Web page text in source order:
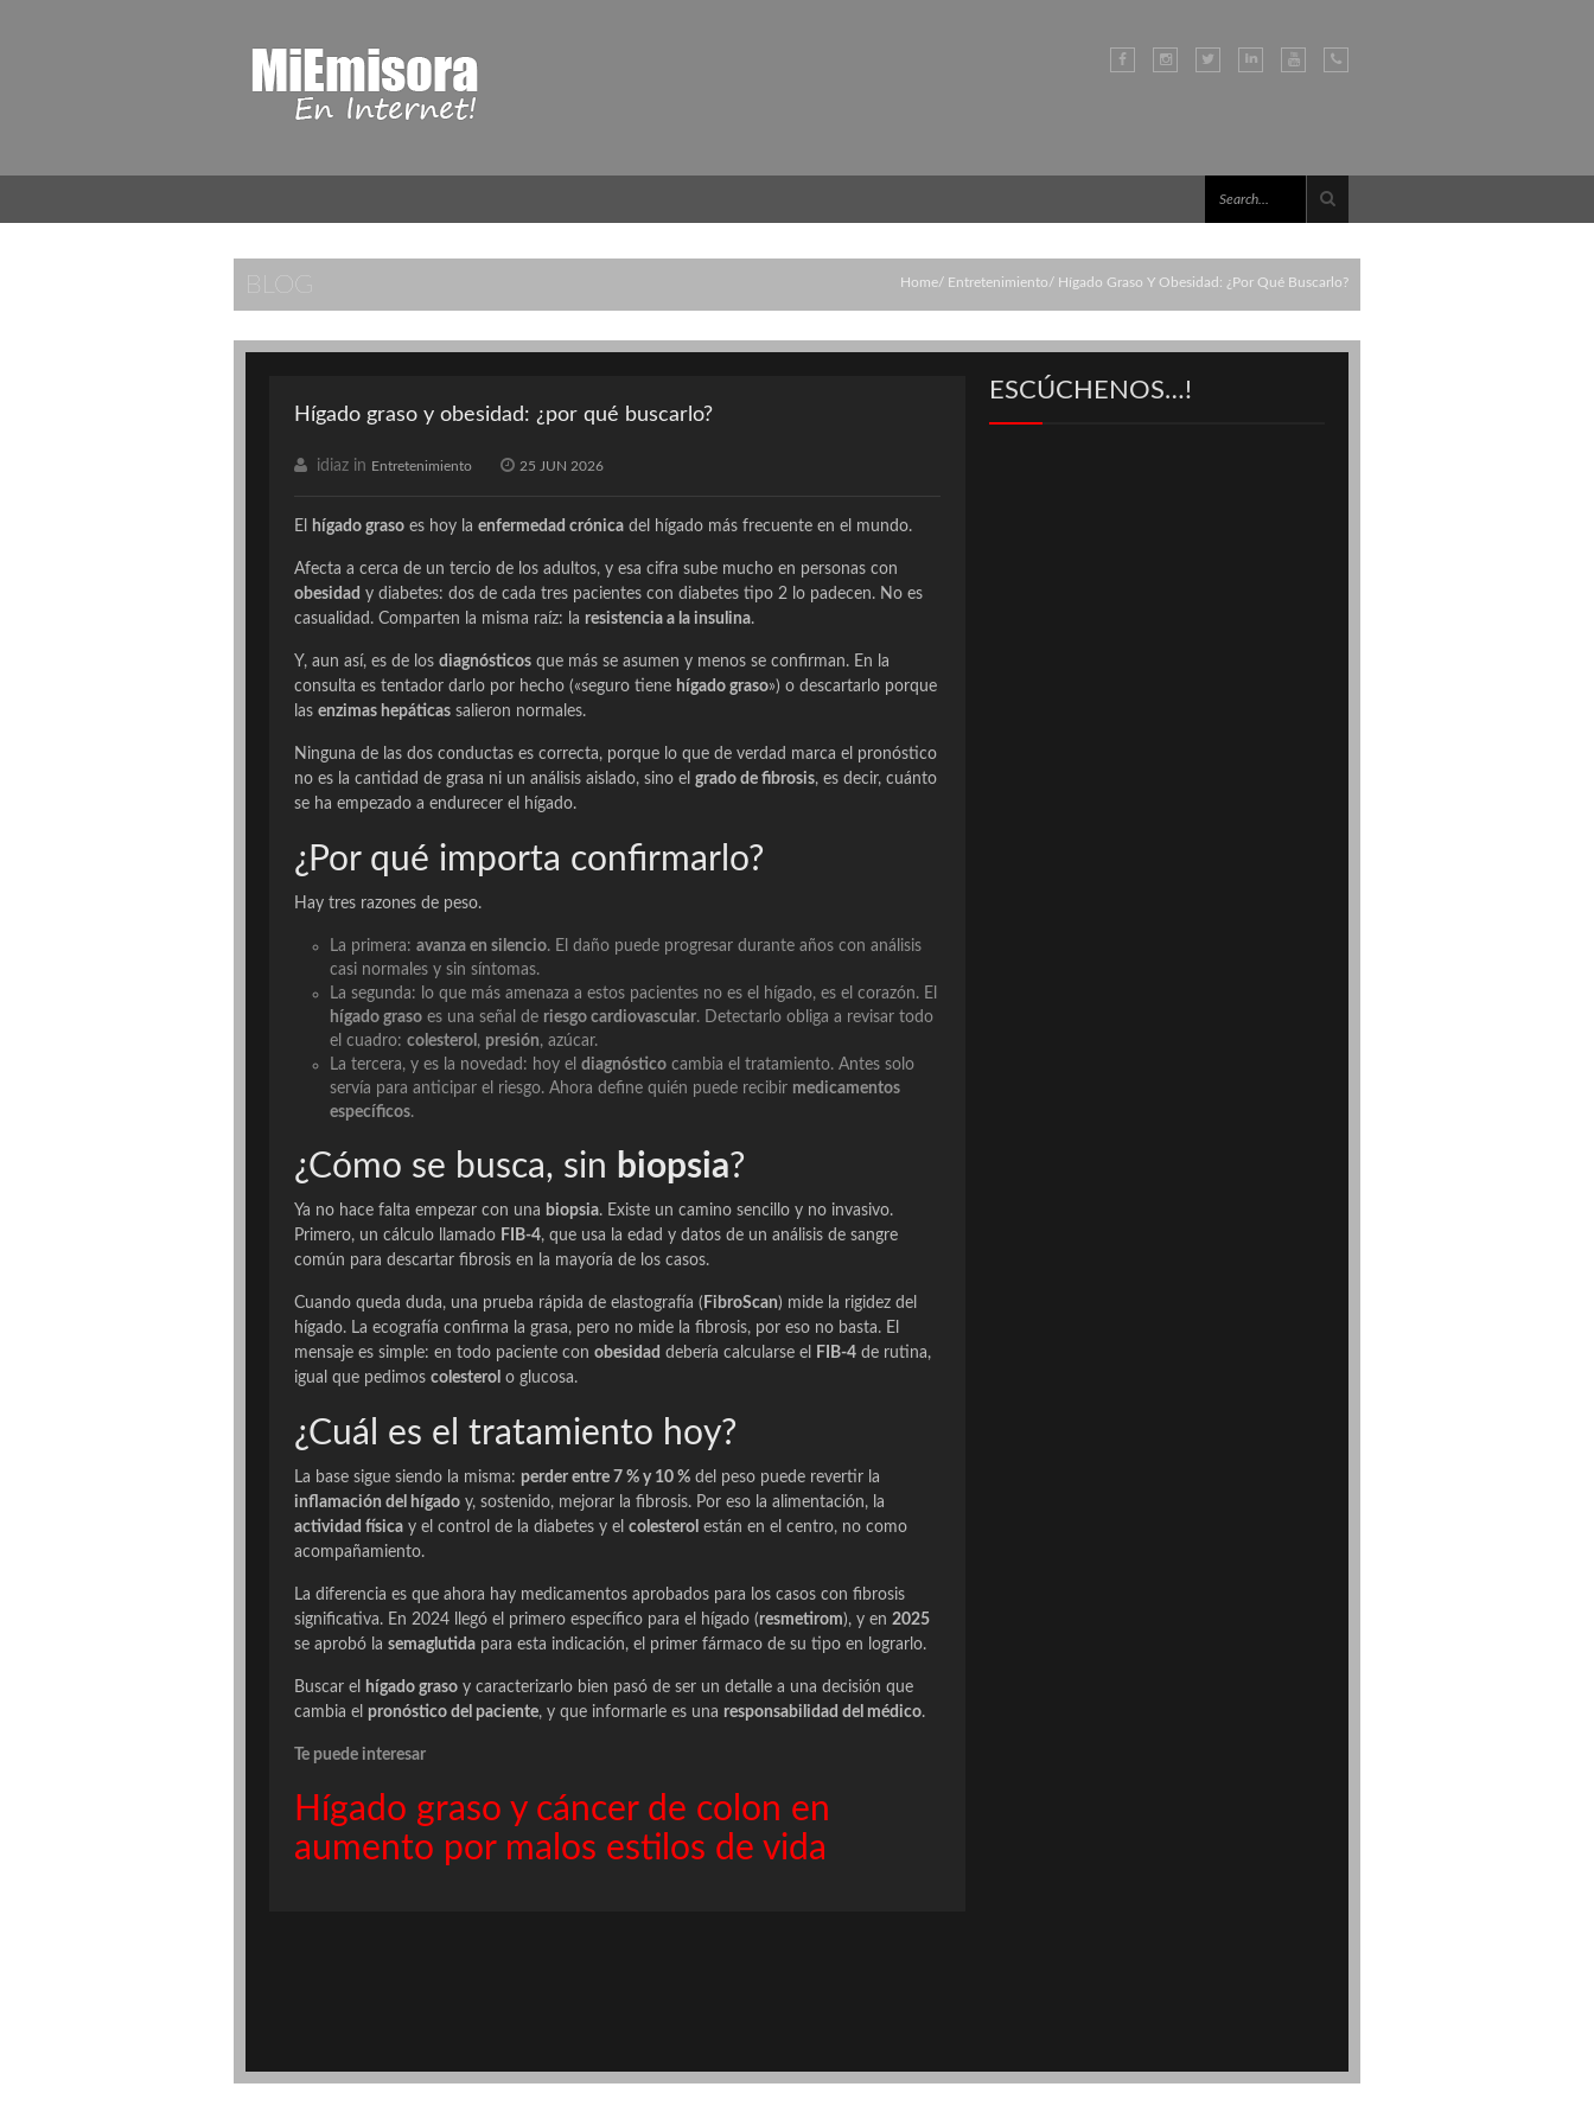
BLOG Home Entretenimiento Hígado Graso Y Obesidad: ¿por Qué Buscarlo?
Hígado graso y obesidad: ¿por qué buscarlo?
idiaz in Entretenimiento 25 JUN 2026
El hígado graso es hoy la enfermedad crónica del hígado más frecuente en el mundo.
Afecta a cerca de un tercio de los adultos, y esa cifra sube mucho en personas con
obesidad y diabetes: dos de cada tres pacientes con diabetes tipo 2 lo padecen. No es
casualidad. Comparten la misma raíz: la resistencia a la insulina.
Y, aun así, es de los diagnósticos que más se asumen y menos se confirman. En la
consulta es tentador darlo por hecho («seguro tiene hígado graso») o descartarlo porque
las enzimas hepáticas salieron normales.
Ninguna de las dos conductas es correcta, porque lo que de verdad marca el pronóstico
no es la cantidad de grasa ni un análisis aislado, sino el grado de fibrosis, es decir, cuánto
se ha empezado a endurecer el hígado.
¿Por qué importa confirmarlo?
Hay tres razones de peso.
La primera: avanza en silencio. El daño puede progresar durante años con análisis
casi normales y sin síntomas.
La segunda: lo que más amenaza a estos pacientes no es el hígado, es el corazón. El
hígado graso es una señal de riesgo cardiovascular. Detectarlo obliga a revisar todo
el cuadro: colesterol , presión, azúcar.
La tercera, y es la novedad: hoy el diagnóstico cambia el tratamiento. Antes solo
servía para anticipar el riesgo. Ahora define quién puede recibir medicamentos
específicos.
¿Cómo se busca, sin biopsia?
Ya no hace falta empezar con una biopsia. Existe un camino sencillo y no invasivo.
Primero, un cálculo llamado FIB-4, que usa la edad y datos de un análisis de sangre
común para descartar fibrosis en la mayoría de los casos.
Cuando queda duda, una prueba rápida de elastografía ( FibroScan) mide la rigidez del
hígado. La ecografía confirma la grasa, pero no mide la fibrosis, por eso no basta. El
mensaje es simple: en todo paciente con obesidad debería calcularse el FIB-4 de rutina,
igual que pedimos colesterol o glucosa.
¿Cuál es el tratamiento hoy?
La base sigue siendo la misma: perder entre 7 % y 10 % del peso puede revertir la
inflamación del hígado y, sostenido, mejorar la fibrosis. Por eso la alimentación, la
actividad física y el control de la diabetes y el colesterol están en el centro, no como
acompañamiento.
La diferencia es que ahora hay medicamentos aprobados para los casos con fibrosis
significativa. En 2024 llegó el primero específico para el hígado (resmetirom), y en 2025
se aprobó la semaglutida para esta indicación, el primer fármaco de su tipo en lograrlo.
Buscar el hígado graso y caracterizarlo bien pasó de ser un detalle a una decisión que
cambia el pronóstico del paciente, y que informarle es una responsabilidad del médico.
Te puede interesar
Hígado graso y cáncer de colon en
aumento por malos estilos de vida
ESCÚCHENOS…!